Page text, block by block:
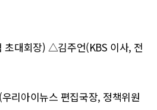
대회장) △김주언(KBS 이사, 전
리아이뉴스 편집국장, 정책위원